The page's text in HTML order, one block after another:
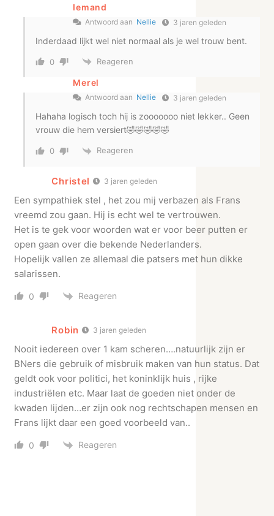
Iemand
Antwoord aan Nellie 3 jaren geleden
Inderdaad lijkt wel niet normaal als je wel trouw bent.
0 Reageren
Merel
Antwoord aan Nellie 3 jaren geleden
Hahaha logisch toch hij is zooooooo niet lekker.. Geen
vrouw die hem versiert🤣🤣🤣🤣🤣
0 Reageren
Christel 3 jaren geleden
Een sympathiek stel , het zou mij verbazen als Frans
vreemd zou gaan. Hij is echt wel te vertrouwen.
Het is te gek voor woorden wat er voor beer putten er
open gaan over die bekende Nederlanders.
Hopelijk vallen ze allemaal die patsers met hun dikke
salarissen.
0 Reageren
Robin 3 jaren geleden
Nooit iedereen over 1 kam scheren….natuurlijk zijn er
BNers die gebruik of misbruik maken van hun status. Dat
geldt ook voor politici, het koninklijk huis , rijke
industriëlen etc. Maar laat de goeden niet onder de
kwaden lijden…er zijn ook nog rechtschapen mensen en
Frans lijkt daar een goed voorbeeld van..
0 Reageren